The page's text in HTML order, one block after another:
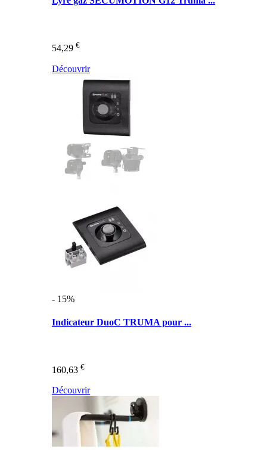
54,29 €
Découvrir
- 15%
Indicateur DuoC TRUMA pour ...
160,63 €
Découvrir